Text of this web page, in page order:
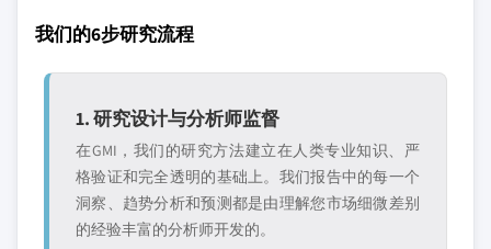
我们的6步研究流程
1. 研究设计与分析师监督
在GMI，我们的研究方法建立在人类专业知识、严
格验证和完全透明的基础上。我们报告中的每一个
洞察、趋势分析和预测都是由理解您市场细微差别
的经验丰富的分析师开发的。